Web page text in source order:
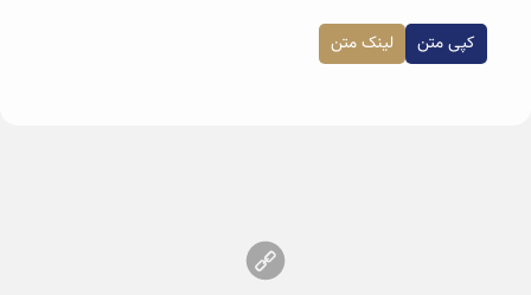
کپی متن لینک متن